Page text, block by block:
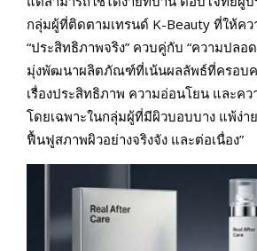
กลุ่มผู้ที่ติดตามเทรนด์ K-Beauty ที่ให้ค
“ประสิทธิภาพจริง” ควบคู่กับ “ความปลอ
มุ่งพัฒนาผลิตภัณฑ์ที่เน้นผลลัพธ์ที่ครอบ
เรื่องประสิทธิภาพ ความอ่อนโยน และค
โดยเฉพาะในกลุ่มผู้ที่มีผิวบอบบาง แพ้ง่า
ฟื้นฟูสภาพผิวอย่างจริงจัง และต่อเนื่อง”